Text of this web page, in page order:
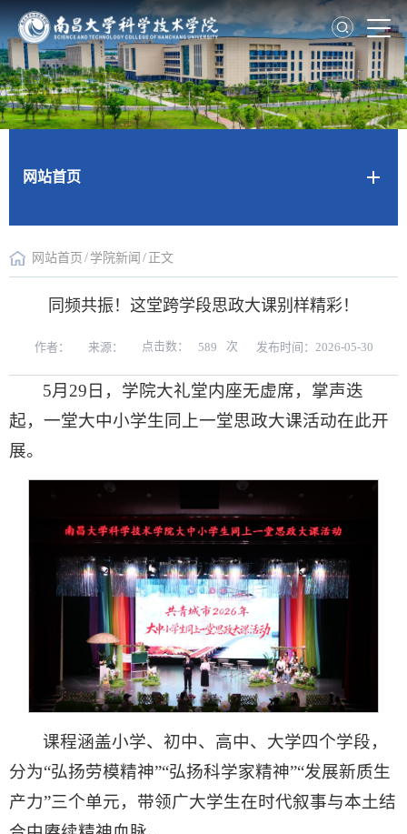
网站首页
网站首页 / 学院新闻 / 正文
同频共振！这堂跨学段思政大课别样精彩！
作者： 来源： 点击数： 589 次 发布时间：2026-05-30
5月29日，学院大礼堂内座无虚席，掌声迭
起，一堂大中小学生同上一堂思政大课活动在此开
展。
课程涵盖小学、初中、高中、大学四个学段，
分为“弘扬劳模精神”“弘扬科学家精神”“发展新质生
产力”三个单元，带领广大学生在时代叙事与本土结